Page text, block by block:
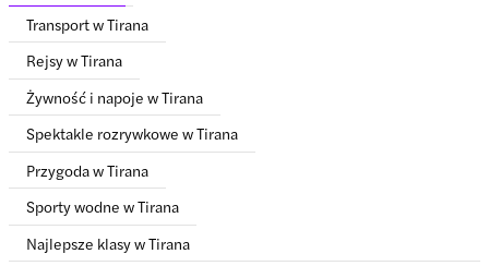
Transport w Tirana
Rejsy w Tirana
Żywność i napoje w Tirana
Spektakle rozrywkowe w Tirana
Przygoda w Tirana
Sporty wodne w Tirana
Najlepsze klasy w Tirana